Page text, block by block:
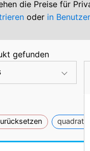
die Preise für
oder in
gefunden